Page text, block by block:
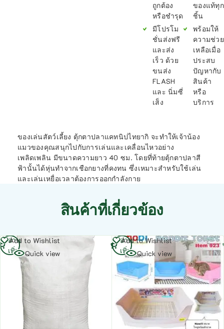
ถูกต้อง
หรือชำรุด
มีโปรโม
ชั่นส่งฟรี
และส่ง
เร็ว ด้วย
ขนส่ง
FLASH
และ นิ่มซี่
เส็ง
ของแท้ทุก
ชิ้น
พร้อมให้
ความช่วย
เหลือเมื่อ
ประสบ
ปัญหากับ
สินค้า
หรือ
บริการ
ของเล่นสัตว์เลี้ยง ตุ้กตาปลาแคทนิปไทยากิ จะทำให้เจ้าน้อง
แมวของคุณสนุกไปกับการเล่นและเคลื่อนไหวอย่าง
เพลิดเพลิน มีขนาดความยาว 40 ซม. โดยที่ท้ายตุ้กตาปลาสี
ฟ้านั้นได้หุ่นทำจากเชือกยางที่คงทน ซึ่งเหมาะสำหรับใช้เล่น
และเล่นเหยื่อเวลาต้องการออกกำลังกาย
สินค้าที่เกี่ยวข้อง
Add to Wishlist
Quick view
อ่าน
เพิ่ม
Add to Wishlist
Quick view
อ่าน
เพิ่ม